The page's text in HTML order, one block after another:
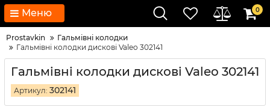
Меню 0
Prostavkin
Гальмівні колодки
Гальмівні колодки дискові Valeo 302141
Гальмівні колодки дискові Valeo 302141
Артикул: 302141